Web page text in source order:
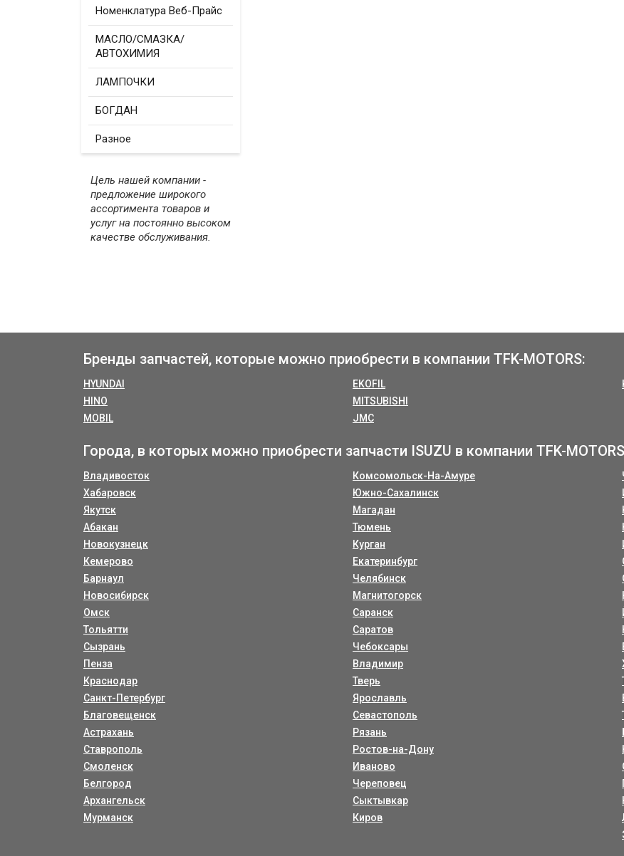
Номенклатура Веб-Прайс
МАСЛО/СМАЗКА/
АВТОХИМИЯ
ЛАМПОЧКИ
БОГДАН
Разное
Цель нашей компании -
предложение широкого
ассортимента товаров и
услуг на постоянно высоком
качестве обслуживания.
Бренды запчастей, которые можно приобрести в компании TFK-MOTORS:
HYUNDAI
HINO
MOBIL
EKOFIL
MITSUBISHI
JMC
Города, в которых можно приобрести запчасти ISUZU в компании TFK-
Владивосток
Хабаровск
Якутск
Абакан
Новокузнецк
Кемерово
Барнаул
Новосибирск
Омск
Тольятти
Сызрань
Пенза
Краснодар
Санкт-Петербург
Благовещенск
Астрахань
Ставрополь
Смоленск
Белгород
Архангельск
Мурманск
Комсомольск-На-Амуре
Южно-Сахалинск
Магадан
Тюмень
Курган
Екатеринбург
Челябинск
Магнитогорск
Саранск
Саратов
Чебоксары
Владимир
Тверь
Ярославль
Севастополь
Рязань
Ростов-на-Дону
Иваново
Череповец
Сыктывкар
Киров